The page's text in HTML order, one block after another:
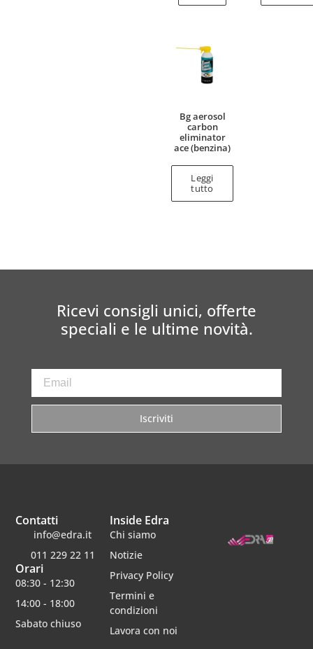
Bg aerosol
carbon
eliminator
ace (benzina)
Leggi
tutto
Ricevi consigli unici, offerte
speciali e le ultime novità.
Iscriviti
Inside Edra
Chi siamo
Notizie
Privacy Policy
Termini e
condizioni
Lavora con noi
Contatti
info@edra.it
011 229 22 11
Orari
08:30 - 12:30
14:00 - 18:00
Sabato chiuso